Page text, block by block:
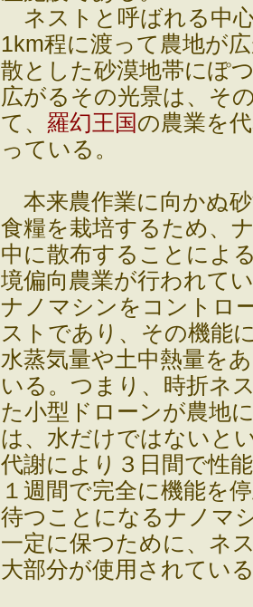
ネストと呼ばれる中
1km程に渡って農地が
散とした砂漠地帯にぽ
広がるその光景は、そ
て、羅幻王国の農業を
っている。
本来農作業に向かぬ
食糧を栽培するため、
中に散布することによ
境偏向農業が行われて
ナノマシンをコントロ
ストであり、その機能
水蒸気量や土中熱量を
いる。つまり、時折ネ
た小型ドローンが農地
は、水だけではないと
代謝により３日間で性
１週間で完全に機能を
待つことになるナノマ
一定に保つために、ネ
大部分が使用されてい